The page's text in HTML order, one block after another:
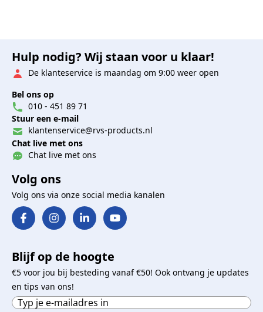
Hulp nodig? Wij staan voor u klaar!
De klanteservice is maandag om 9:00 weer open
Bel ons op
010 - 451 89 71
Stuur een e-mail
klantenservice@rvs-products.nl
Chat live met ons
Chat live met ons
Volg ons
Volg ons via onze social media kanalen
Blijf op de hoogte
€5 voor jou bij besteding vanaf €50! Ook ontvang je updates
en tips van ons!